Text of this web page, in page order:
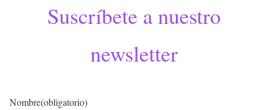
Suscríbete a nuestro
newsletter
Nombre(obligatorio)